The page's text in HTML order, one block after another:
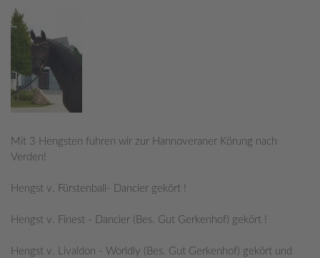
Mit 3 Hengsten fuhren wir zur Hannoveraner Körung nach
Verden!
Hengst v. Fürstenball- Dancier gekört !
Hengst v. Finest - Dancier (Bes. Gut Gerkenhof) gekört !
Hengst v. Livaldon - Worldly (Bes. Gut Gerkenhof) gekört und